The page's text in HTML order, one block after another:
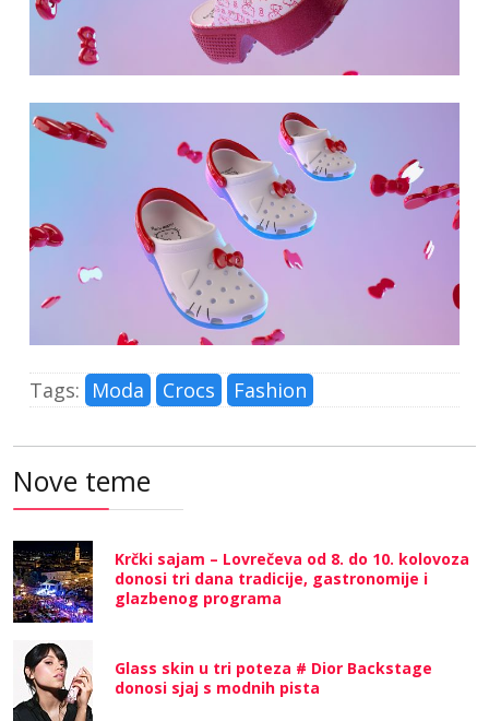
Tags: Moda Crocs Fashion
Nove teme
Krčki sajam – Lovrečeva od 8. do 10. kolovoza
donosi tri dana tradicije, gastronomije i
glazbenog programa
Glass skin u tri poteza # Dior Backstage
donosi sjaj s modnih pista